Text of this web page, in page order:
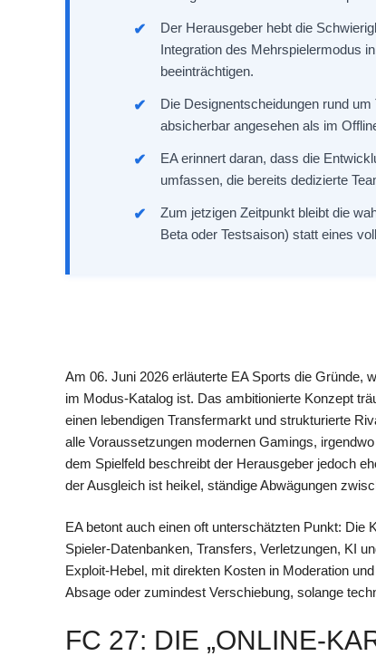
Der Herausgeber hebt die
Integration des Mehrspielermodus
beeinträchtigen.
Die Designentscheidungen rund
absicherbar angesehen als im
EA erinnert daran, dass die
umfassen, die bereits dedizierte
Zum jetzigen Zeitpunkt bleibt die
Beta oder Testsaison) statt eines
Am 06. Juni 2026 erläuterte EA Sports die Gründe,
im Modus-Katalog ist. Das ambitionierte Konzept
einen lebendigen Transfermarkt und strukturierte
alle Voraussetzungen modernen Gamings,
dem Spielfeld beschreibt der Herausgeber jedoch
der Ausgleich ist heikel, ständige Abwägungen
EA betont auch einen oft unterschätzten Punkt:
Spieler-Datenbanken, Transfers, Verletzungen, KI
Exploit-Hebel, mit direkten Kosten in Moderation
Absage oder zumindest Verschiebung, solange
FC 27: DIE „ONLINE-